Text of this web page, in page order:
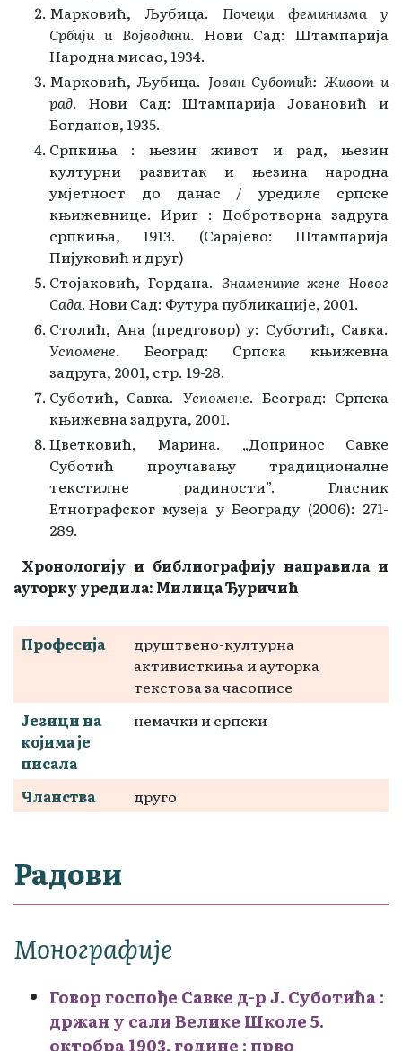
Марковић, Љубица. Почеци феминизма у
Србији и Војводини. Нови Сад: Штампарија
Народна мисао, 1934.
Марковић, Љубица. Јован Суботић: Живот и
рад. Нови Сад: Штампарија Јовановић и
Богданов, 1935.
Српкиња : њезин живот и рад, њезин
културни развитак и њезина народна
умјетност до данас / уредиле српске
књижевнице. Ириг : Добротворна задруга
српкиња, 1913. (Сарајево: Штампарија
Пијуковић и друг)
Стојаковић, Гордана. Знамените жене Новог
Сада. Нови Сад: Футура публикације, 2001.
Столић, Ана (предговор) у: Суботић, Савка.
Успомене. Београд: Српска књижевна
задруга, 2001, стр. 19-28.
Суботић, Савка. Успомене. Београд: Српска
књижевна задруга, 2001.
Цветковић, Марина. „Допринос Савке
Суботић проучавању традиционалне
текстилне радиности”. Гласник
Етнографског музеја у Београду (2006): 271-
289.
Хронологију и библиографију направила и
ауторку уредила: Милица Ђуричић
Професија
друштвено-културна
активисткиња и aуторка
текстова за часописе
Језици на
којима је
писала
немачки и српски
Чланства друго
Радови
Монографије
Говор госпође Савке д-р Ј. Суботића :
држан у сали Велике Школе 5.
октобра 1903. године : прво